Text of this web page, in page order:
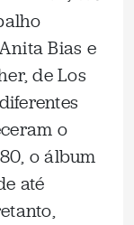
Bias e
de Los
o
o álbum
até